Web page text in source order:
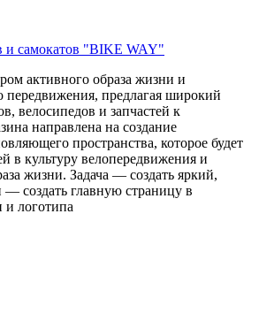
и самокатов "BIKE WAY"
активного образа жизни и
передвижения, предлагая широкий
велосипедов и запчастей к
направлена на создание
пространства, которое будет
в культуру велопередвижения и
жизни. Задача — создать яркий,
создать главную страницу в
и логотипа